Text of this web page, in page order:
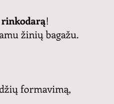
!
žinių bagažu.
formavimą,